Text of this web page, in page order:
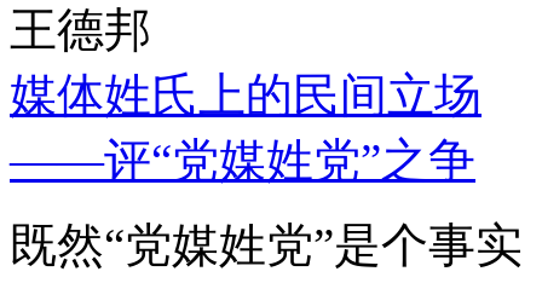
王德邦
媒体姓氏上的民间立场
——评“党媒姓党”之争
既然“党媒姓党”是个事